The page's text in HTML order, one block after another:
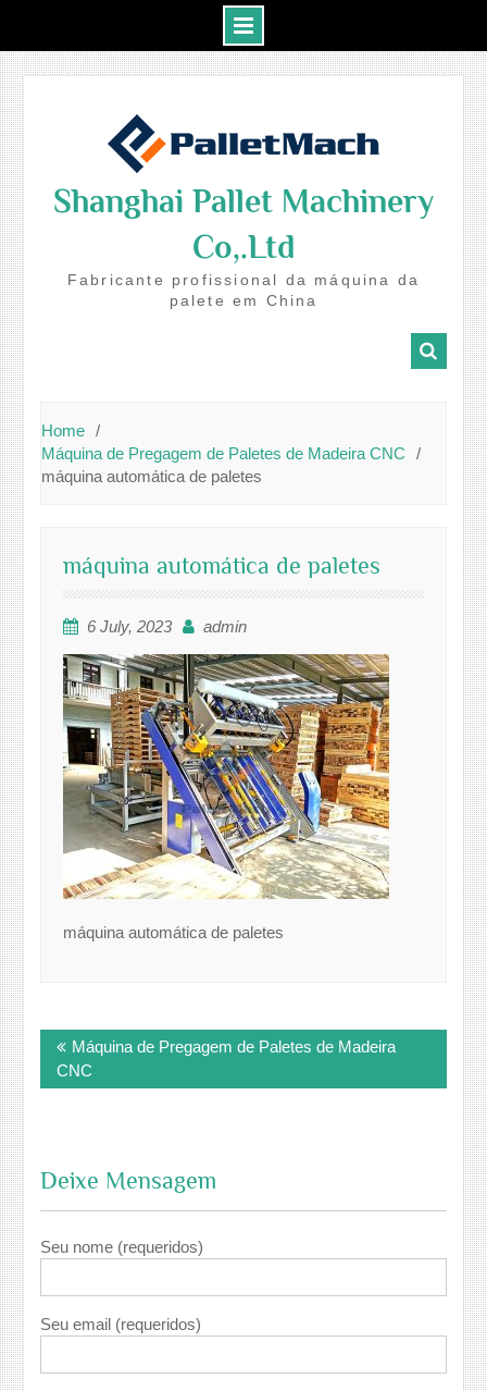
Shanghai Pallet Machinery
Co,.Ltd
Fabricante profissional da máquina da
palete em China
Home
Máquina de Pregagem de Paletes de Madeira CNC
máquina automática de paletes
máquina automática de paletes
6 July, 2023 admin
máquina automática de paletes
navigation
Máquina de Pregagem de Paletes de Madeira
CNC
Deixe Mensagem
Seu nome (requeridos)
Seu email (requeridos)